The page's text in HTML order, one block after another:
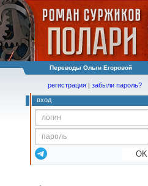
Переводы Ольги Егоровой
регистрация | забыли пароль?
вход
OK